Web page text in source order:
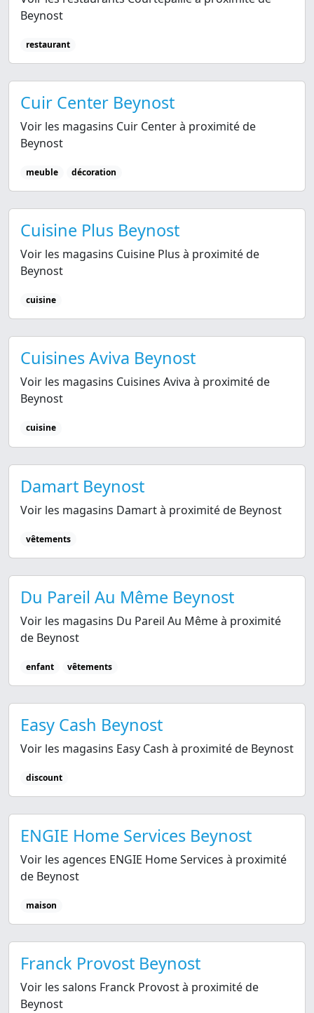
Beynost
restaurant
Cuir Center Beynost
Voir les magasins Cuir Center à proximité de
Beynost
meuble décoration
Cuisine Plus Beynost
Voir les magasins Cuisine Plus à proximité de
Beynost
cuisine
Cuisines Aviva Beynost
Voir les magasins Cuisines Aviva à proximité de
Beynost
cuisine
Damart Beynost
Voir les magasins Damart à proximité de Beynost
vêtements
Du Pareil Au Même Beynost
Voir les magasins Du Pareil Au Même à proximité
de Beynost
enfant vêtements
Easy Cash Beynost
Voir les magasins Easy Cash à proximité de Beynost
discount
ENGIE Home Services Beynost
Voir les agences ENGIE Home Services à proximité
de Beynost
maison
Franck Provost Beynost
Voir les salons Franck Provost à proximité de
Beynost